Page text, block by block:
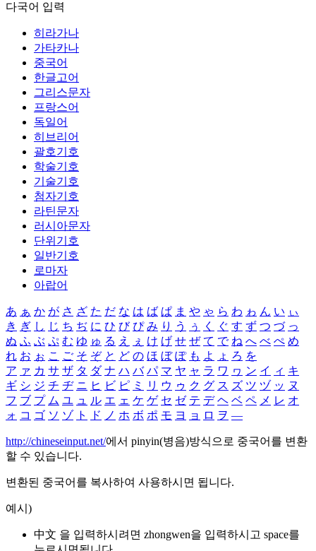
다국어 입력
히라가나
가타카나
중국어
한글고어
그리스문자
프랑스어
독일어
히브리어
괄호기호
학술기호
기술기호
첨자기호
라틴문자
러시아문자
단위기호
일반기호
로마자
아랍어
あ ぁ か が さ ざ た だ な は ば ぱ ま や ゃ ら わ ゎ ん い ぃ
き ぎ し じ ち ぢ に ひ び ぴ み り う ぅ く ぐ す ず つ づ っ
ぬ ふ ぶ ぷ む ゆ ゅ る え ぇ け げ せ ぜ て で ね へ べ ぺ め
れ お ぉ こ ご そ ぞ と ど の ほ ぼ ぽ も よ ょ ろ を
ア ァ カ サ ザ タ ダ ナ ハ バ パ マ ヤ ャ ラ ワ ヮ ン イ ィ キ
ギ シ ジ チ ヂ ニ ヒ ビ ピ ミ リ ウ ゥ ク グ ス ズ ツ ヅ ッ ヌ
フ ブ プ ム ユ ュ ル エ ェ ケ ゲ セ ゼ テ デ ヘ ベ ペ メ レ オ
ォ コ ゴ ソ ゾ ト ド ノ ホ ボ ポ モ ヨ ョ ロ ヲ ―
http://chineseinput.net/에서 pinyin(병음)방식으로 중국어를 변환
할 수 있습니다.
변환된 중국어를 복사하여 사용하시면 됩니다.
예시)
中文 을 입력하시려면 zhongwen을 입력하시고 space를